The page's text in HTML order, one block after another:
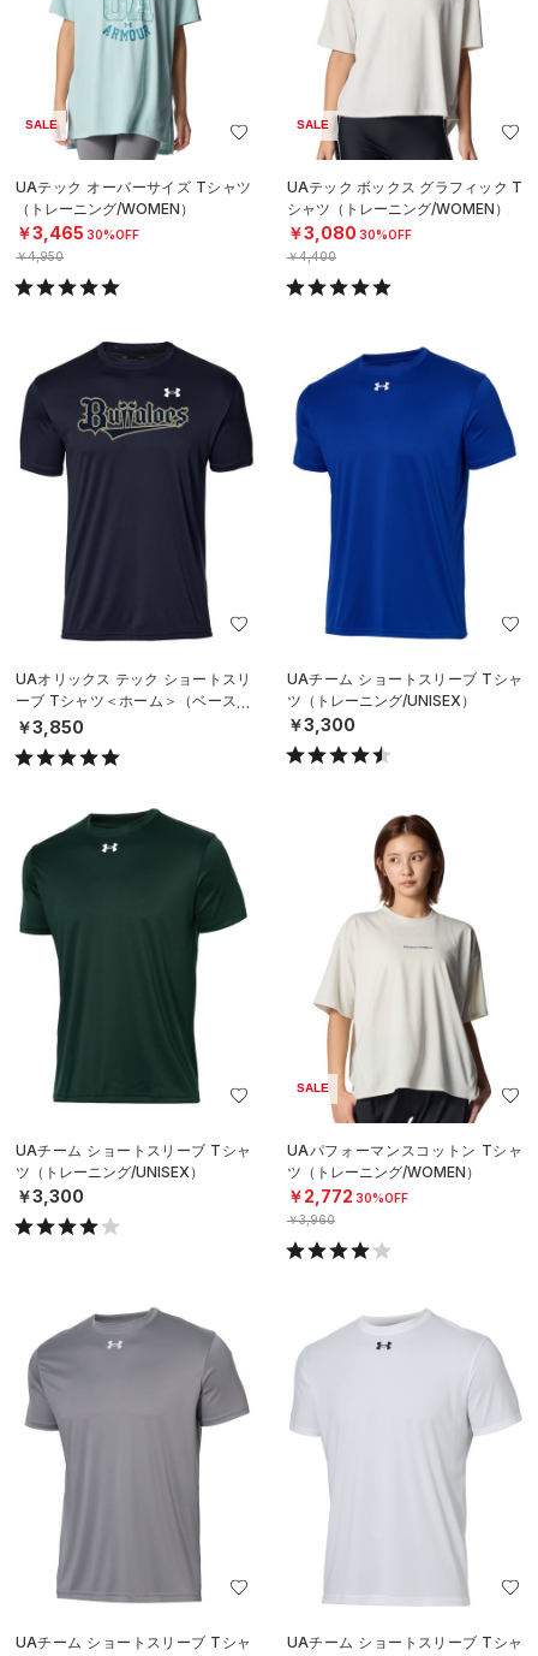
SALE
UAテック オーバーサイズ Tシャツ
（トレーニング/WOMEN）
￥3,465 30%OFF
￥4,950
SALE
UAテック ボックス グラフィック T
シャツ（トレーニング/WOMEN）
￥3,080 30%OFF
￥4,400
UAオリックス テック ショートスリ
ーブ Tシャツ＜ホーム＞（ベースボ
ール/UNISEX）
￥3,850
UAチーム ショートスリーブ Tシャ
ツ（トレーニング/UNISEX）
￥3,300
UAチーム ショートスリーブ Tシャ
ツ（トレーニング/UNISEX）
￥3,300
SALE
UAパフォーマンスコットン Tシャ
ツ（トレーニング/WOMEN）
￥2,772 30%OFF
￥3,960
UAチーム ショートスリーブ Tシャ
UAチーム ショートスリーブ Tシャ